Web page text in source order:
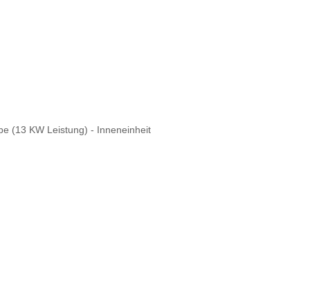
(13 KW Leistung) - Inneneinheit